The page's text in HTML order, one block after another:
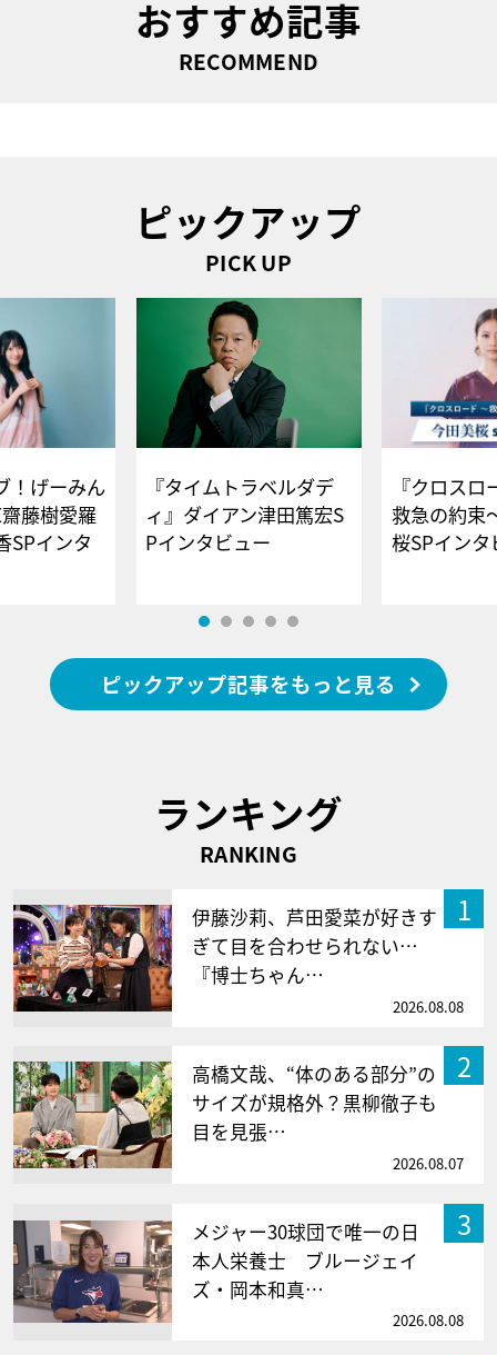
おすすめ記事
RECOMMEND
ピックアップ
PICK UP
！げーみん
藤樹愛羅
SPインタ
『タイムトラベルダデ
ィ』ダイアン津田篤宏S
Pインタビュー
『クロス
救急の約束
桜SPイ
ピックアップ記事をもっと見る
ランキング
RANKING
1
伊藤沙莉、芦田愛菜が好きす
ぎて目を合わせられない…
『博士ちゃん…
2026.08.08
2
高橋文哉、“体のある部分”の
サイズが規格外？黒柳徹子も
目を見張…
2026.08.07
3
メジャー30球団で唯一の日
本人栄養士 ブルージェイ
ズ・岡本和真…
2026.08.08